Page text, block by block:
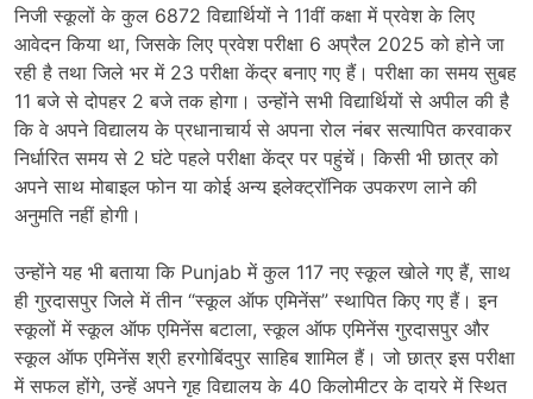
निजी स्कूलों के कुल 6872 विद्यार्थियों ने 11वीं कक्षा में प्रवेश के लिए
आवेदन किया था, जिसके लिए प्रवेश परीक्षा 6 अप्रैल 2025 को होने जा
रही है तथा जिले भर में 23 परीक्षा केंद्र बनाए गए हैं। परीक्षा का समय सुबह
11 बजे से दोपहर 2 बजे तक होगा। उन्होंने सभी विद्यार्थियों से अपील की है
कि वे अपने विद्यालय के प्रधानाचार्य से अपना रोल नंबर सत्यापित करवाकर
निर्धारित समय से 2 घंटे पहले परीक्षा केंद्र पर पहुंचें। किसी भी छात्र को
अपने साथ मोबाइल फोन या कोई अन्य इलेक्ट्रॉनिक उपकरण लाने की
अनुमति नहीं होगी।
उन्होंने यह भी बताया कि Punjab में कुल 117 नए स्कूल खोले गए हैं, साथ
ही गुरदासपुर जिले में तीन “स्कूल ऑफ एमिनेंस” स्थापित किए गए हैं। इन
स्कूलों में स्कूल ऑफ एमिनेंस बटाला, स्कूल ऑफ एमिनेंस गुरदासपुर और
स्कूल ऑफ एमिनेंस श्री हरगोबिंदपुर साहिब शामिल हैं। जो छात्र इस परीक्षा
में सफल होंगे, उन्हें अपने गृह विद्यालय के 40 किलोमीटर के दायरे में स्थित